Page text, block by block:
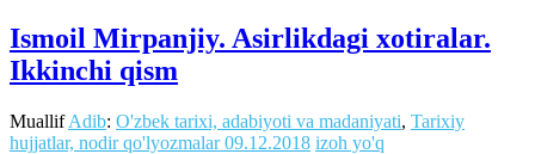
Ismoil Mirpanjiy. Asirlikdagi xotiralar.
Ikkinchi qism
MuallifAdib: O'zbek tarixi, adabiyoti va madaniyati, Tarixiy
hujjatlar, nodir qo'lyozmalar 09.12.2018 izoh yo'q